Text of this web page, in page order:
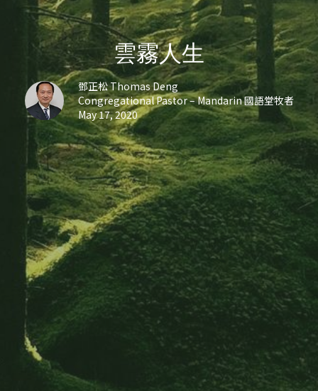
雲霧人生
鄧正松 Thomas Deng
Congregational Pastor – Mandarin 國語堂牧者
May 17, 2020